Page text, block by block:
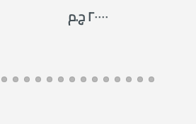
٢٠٠٠٠ ج.م